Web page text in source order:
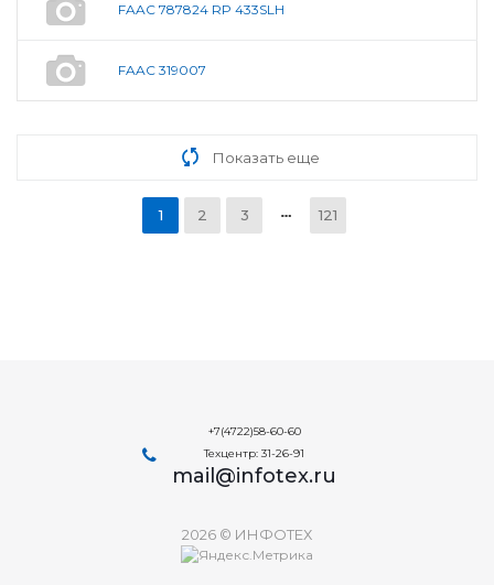
FAAC 787824 RP 433SLH
FAAC 319007
Показать еще
1 2 3 121
+7(4722)58-60-60
Техцентр: 31-26-91
mail@infotex.ru
2026 © ИНФОТЕХ